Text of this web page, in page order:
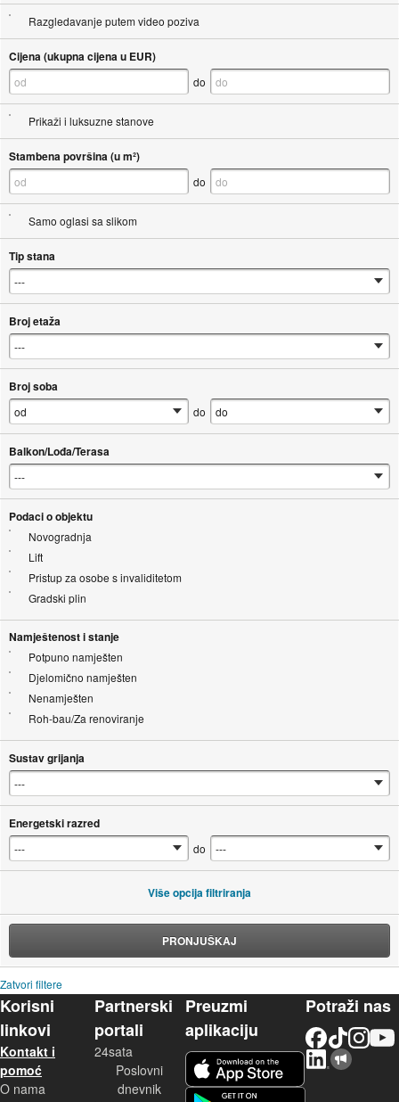
Razgledavanje putem video poziva
Cijena (ukupna cijena u EUR)
do
Prikaži i luksuzne stanove
Stambena površina (u m²)
do
Samo oglasi sa slikom
Tip stana
Broj etaža
Broj soba
do
Balkon/Lođa/Terasa
Podaci o objektu
Novogradnja
Lift
Pristup za osobe s invaliditetom
Gradski plin
Namještenost i stanje
Potpuno namješten
Djelomično namješten
Nenamješten
Roh-bau/Za renoviranje
Sustav grijanja
Energetski razred
do
Više opcija filtriranja
PRONJUŠKAJ
Zatvori filtere
Korisni
linkovi
Kontakt i
pomoć
O nama
Partnerski
portali
24sata
Poslovni
dnevnik
Preuzmi
aplikaciju
Potraži nas